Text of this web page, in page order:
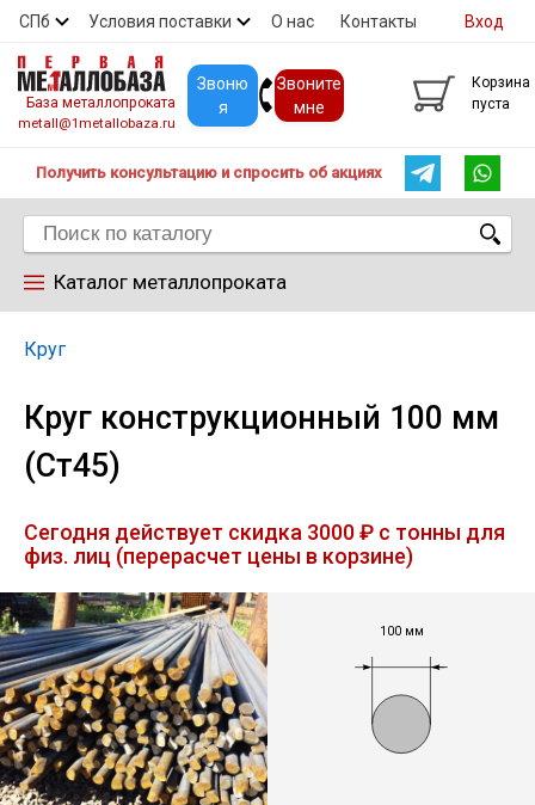
СПб Условия поставки О нас Контакты
Скидки Прайс Покупателям
Вход
База металлопроката
metall@1metallobaza.ru
Звоню
я
Звоните
мне
Корзина
пуста
Получить консультацию и спросить об акциях
Каталог металлопроката
Труба профильная
Лист
Уголок
Балка
Швеллер
Круг
Круг конструкционный 100 мм
(Ст45)
Сегодня действует скидка 3000 ₽ с тонны для
физ. лиц (перерасчет цены в корзине)
100 мм